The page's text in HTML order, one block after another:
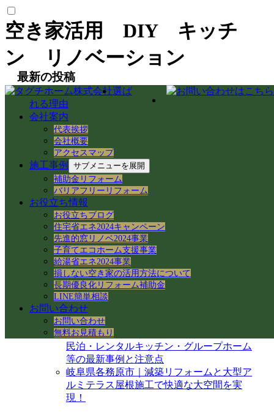
空き家活用 DIY キッチ
ン リノベーション
選ば
れる理由
会社案内
代表挨拶
会社概要
アクセスマップ
施工事例
サブメニューを展開
補助金リフォーム
バリアフリーリフォーム
お役立ち情報
お役立ちブログ
住宅省エネ2024キャンペーン
先進的窓リノベ2024事業
子育てエコホーム支援事業
給湯省エネ2024事業
損しない空き家の活用方法について
長期優良化リフォーム補助金
LINE簡単相談
お問い合わせ
お問い合わせ
無料お見積もり
最新の投稿
【空き家から空き家へ】家具レスキューで
地域おこし協力隊の新生活＆民泊活用を支
援！
岐阜県各務原市での空き家売買｜確定測量
と境界杭設置（境界確定）の重要性
岐阜県各務原市｜賃貸住宅の売却準備！退
去前の室内確認と修繕のご相談
岐阜市のアパートでシャワーホースを交
換！アダプター適合の注意点と水漏れ対策
岐阜県各務原市の空き家・賃貸管理｜入居
者募集とDIY補修のリアル
【岐阜県各務原市】事務所の大掃除＆床ワ
ックス掛けを実施！綺麗な職場環境を保つ
手順とコツ
岐阜県各務原市｜減築リフォームとテラス
屋根下の土間コンクリート工事
【岐阜県】命を守る木造住宅の耐震改修
へ！新県庁での講習会参加レポート
岐阜市で築50年の空き家をどう活用する？
民泊・レンタルキッチン・グループホーム
等の最新事例と注意点
岐阜県各務原市｜減築リフォームと大型ア
ルミテラス屋根施工で快適な大空間を実
現！